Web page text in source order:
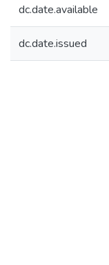
dc.date.available
dc.date.issued